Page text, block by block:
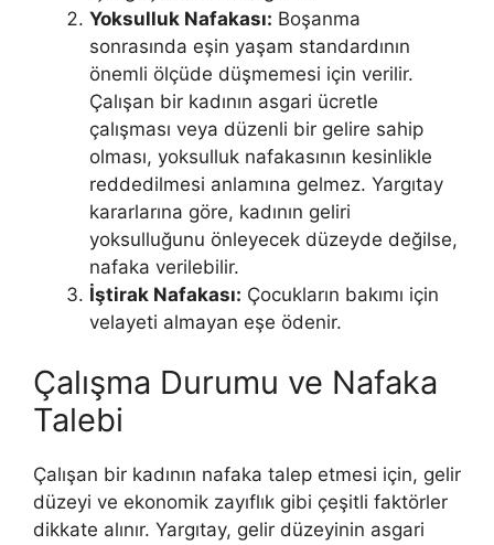
Yoksulluk Nafakası: Boşanma
sonrasında eşin yaşam standardının
önemli ölçüde düşmemesi için verilir.
Çalışan bir kadının asgari ücretle
çalışması veya düzenli bir gelire sahip
olması, yoksulluk nafakasının kesinlikle
reddedilmesi anlamına gelmez. Yargıtay
kararlarına göre, kadının geliri
yoksulluğunu önleyecek düzeyde değilse,
nafaka verilebilir​.
İştirak Nafakası: Çocukların bakımı için
velayeti almayan eşe ödenir.
Çalışma Durumu ve Nafaka
Talebi
Çalışan bir kadının nafaka talep etmesi için, gelir
düzeyi ve ekonomik zayıflık gibi çeşitli faktörler
dikkate alınır. Yargıtay, gelir düzeyinin asgari